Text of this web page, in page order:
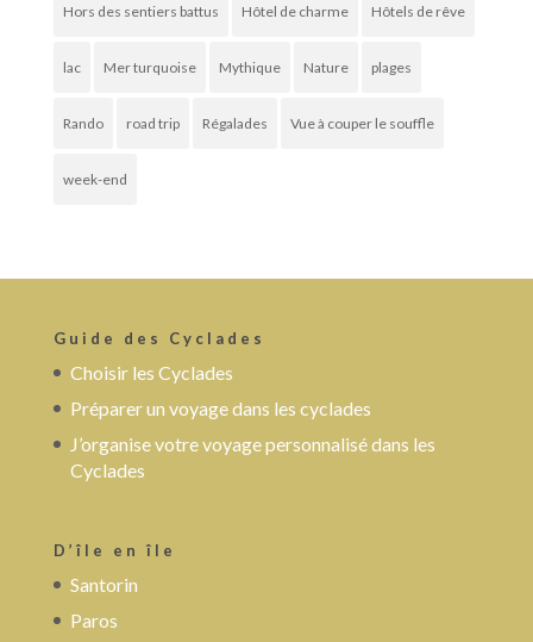
Hors des sentiers battus Hôtel de charme Hôtels de rêve
lac Mer turquoise Mythique Nature plages
Rando road trip Régalades Vue à couper le souffle
week-end
Guide des Cyclades
Choisir les Cyclades
Préparer un voyage dans les cyclades
J’organise votre voyage personnalisé dans les
Cyclades
D’île en île
Santorin
Paros